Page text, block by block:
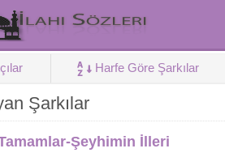
Harfe Göre Şarkılar
Şarkılar
Şeyhimin İlleri